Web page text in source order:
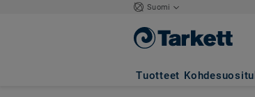
Suomi
Tuotteet
Aquarelle-